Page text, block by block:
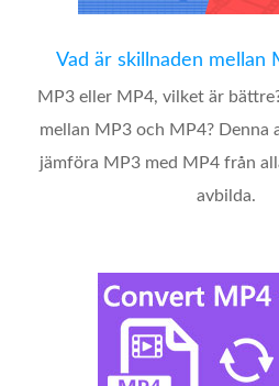
Vad är skillnaden mellan
MP3 eller MP4, vilket är
mellan MP3 och MP4? Denna
jämföra MP3 med MP4 från
avbilda.